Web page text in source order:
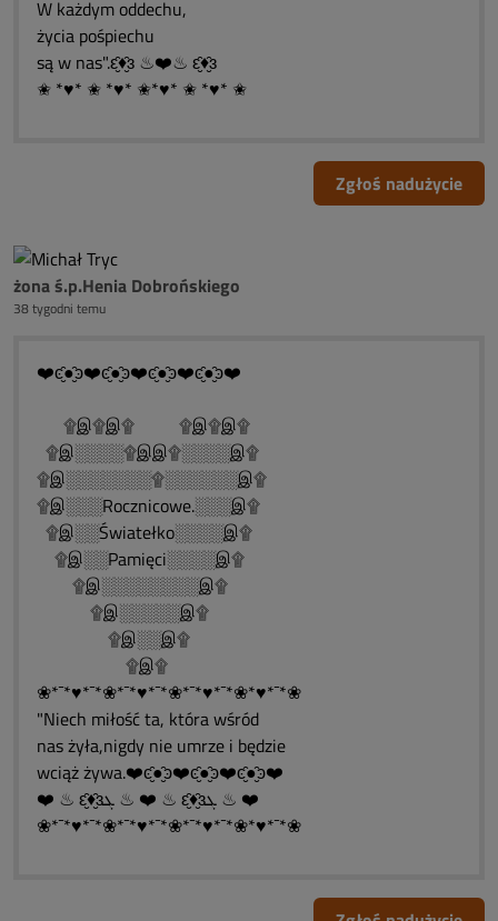
W każdym oddechu,
życia pośpiechu
są w nas".ԑ̮̑♦̮̑ɜ ♨❤️♨ ԑ̮̑♦̮̑ɜ
✬ *♥* ✬ *♥* ✬*♥* ✬ *♥* ✬
Zgłoś nadużycie
żona ś.p.Henia Dobrońskiego
38 tygodni temu
❤️ͼ̮̑●̮̑ͽ❤️ͼ̮̑●̮̑ͽ❤️ͼ̮̑●̮̑ͽ❤️ͼ̮̑●̮̑ͽ❤️
۩இ۩இ۩ ۩இ۩இ۩
۩இ░░░░۩இஇ۩░░░░இ۩
۩இ░░░░░░░۩░░░░░░இ۩
۩இ░░░Rocznicowe.░░░இ۩
۩இ░░Światełko░░░░இ۩
۩இ░░Pamięci░░░░இ۩
۩இ░░░░░░░░இ۩
۩இ░░░░░இ۩
۩இ░░இ۩
۩இ۩
❀*¯*♥*¯*❀*¯*♥*¯*❀*¯*♥*¯*❀*♥*¯*❀
"Niech miłość ta, która wśród
nas żyła,nigdy nie umrze i będzie
wciąż żywa.❤️ͼ̮̑●̮̑ͽ❤️ͼ̮̑●̮̑ͽ❤️ͼ̮̑●̮̑ͽ❤️
❤️ ♨ ԑ̮̑♦̮̑ɜܓ ♨ ❤️ ♨ ԑ̮̑♦̮̑ɜܓ ♨ ❤️
❀*¯*♥*¯*❀*¯*♥*¯*❀*¯*♥*¯*❀*♥*¯*❀